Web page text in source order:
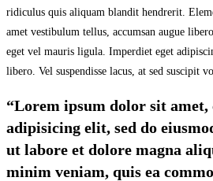
ridiculus quis aliquam blandit hendrerit.
amet vestibulum tellus, accumsan augue
eget vel mauris ligula. Imperdiet eget
libero. Vel suspendisse lacus, at sed suscipit
“Lorem ipsum dolor sit amet,
adipisicing elit, sed do
ut labore et dolore magna
minim veniam, quis ea